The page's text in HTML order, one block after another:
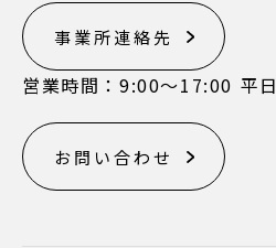
事業所連絡先
営業時間：9:00〜17:00 平日
お問い合わせ